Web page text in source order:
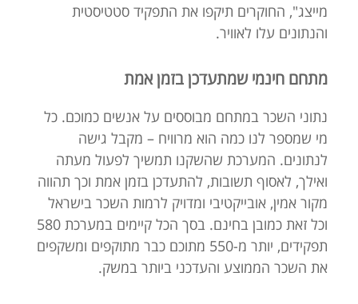
מייצג", החוקרים תיקפו את התפקיד סטטיסטית
והנתונים עלו לאוויר.
מתחם חינמי שמתעדכן בזמן אמת
נתוני השכר במתחם מבוססים על אנשים כמוכם. כל
מי שמספר לנו כמה הוא מרוויח – מקבל גישה
לנתונים. המערכת שהשקנו תמשיך לפעול מעתה
ואילך, לאסוף תשובות, להתעדכן בזמן אמת וכך תהווה
מקור אמין, אובייקטיבי ומדויק לרמות השכר בישראל
וכל זאת כמובן בחינם. בסך הכל קיימים במערכת 580
תפקידים, יותר מ-550 מתוכם כבר מתוקפים ומשקפים
את השכר הממוצע והעדכני ביותר במשק.